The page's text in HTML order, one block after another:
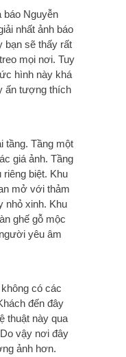
Nguyễn
nhất ảnh báo
bạn sẽ thấy rất
mọi nơi. Tuy
hình này khá
ấn tượng thích
tầng. Tầng một
giá ảnh. Tầng
biệt. Khu
mở với thảm
nhỏ xinh. Khu
ghế gỗ mộc
yêu âm
có các
đến đây
thuật này qua
vậy nơi đây
ảnh hơn.